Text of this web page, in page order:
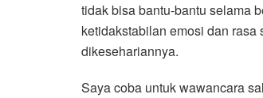
tidak bisa bantu-bantu selama
ketidakstabilan emosi dan
dikesehariannya.
Saya coba untuk wawancara